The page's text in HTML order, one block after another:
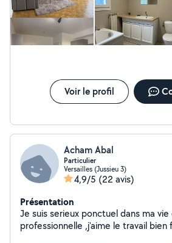
Voir le profil
Acham Abal
Particulier
Versailles (Jussieu 3)
4,9/5 (22 avis)
Présentation
Je suis serieux ponctuel dans ma
professionnelle ,j'aime le travail bien fait.